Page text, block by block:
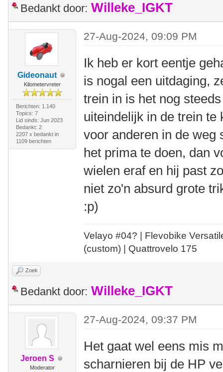
Bedankt door: Willeke_IGKT
Gideonaut
Kilometervreter
Berichten: 1.140
Topics: 7
Lid sinds: Jun 2023
Bedankt: 2
2207 x bedankt in
1109 berichten
27-Aug-2024, 09:09 PM
Ik heb er kort eentje
is nogal een uitdaging,
trein in is het nog
uiteindelijk in de trein te
voor anderen in de weg
het prima te doen, dan
wielen eraf en hij past
niet zo'n absurd grote
:p)
Velayo #04? | Flevobike
(custom) | Quattrovelo 175
Zoek
Bedankt door: Willeke_IGKT
Jeroen S
Moderator
27-Aug-2024, 09:37 PM
Het gaat wel eens mis
scharnieren bij de HP